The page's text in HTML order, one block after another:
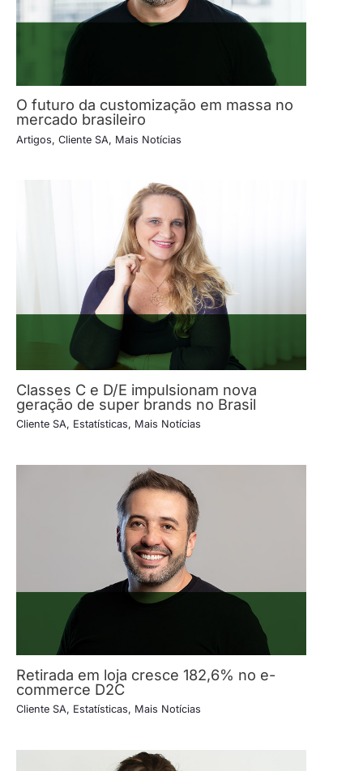
O futuro da customização em massa no
mercado brasileiro
Artigos, Cliente SA, Mais Notícias
Classes C e D/E impulsionam nova
geração de super brands no Brasil
Cliente SA, Estatísticas, Mais Notícias
Retirada em loja cresce 182,6% no e-
commerce D2C
Cliente SA, Estatísticas, Mais Notícias